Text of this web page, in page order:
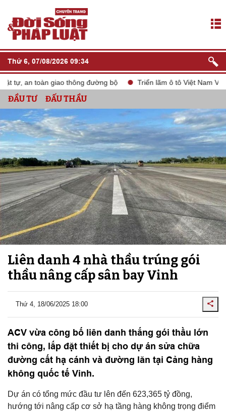
Thứ 6, 07/08/2026 09:34
an toàn giao thông đường bộ Triển lãm ô tô Việt Nam VMS
ĐẦU TƯ ĐẤU THẦU
Liên danh 4 nhà thầu trúng gói
thầu nâng cấp sân bay Vinh
Thứ 4, 18/06/2025 18:00
ACV vừa công bố liên danh thắng gói thầu lớn
thi công, lắp đặt thiết bị cho dự án sửa chữa
đường cất hạ cánh và đường lăn tại Cảng hàng
không quốc tế Vinh.
Dự án có tổng mức đầu tư lên đến 623,365 tỷ đồng,
hướng tới nâng cấp cơ sở hạ tầng hàng không trọng điểm